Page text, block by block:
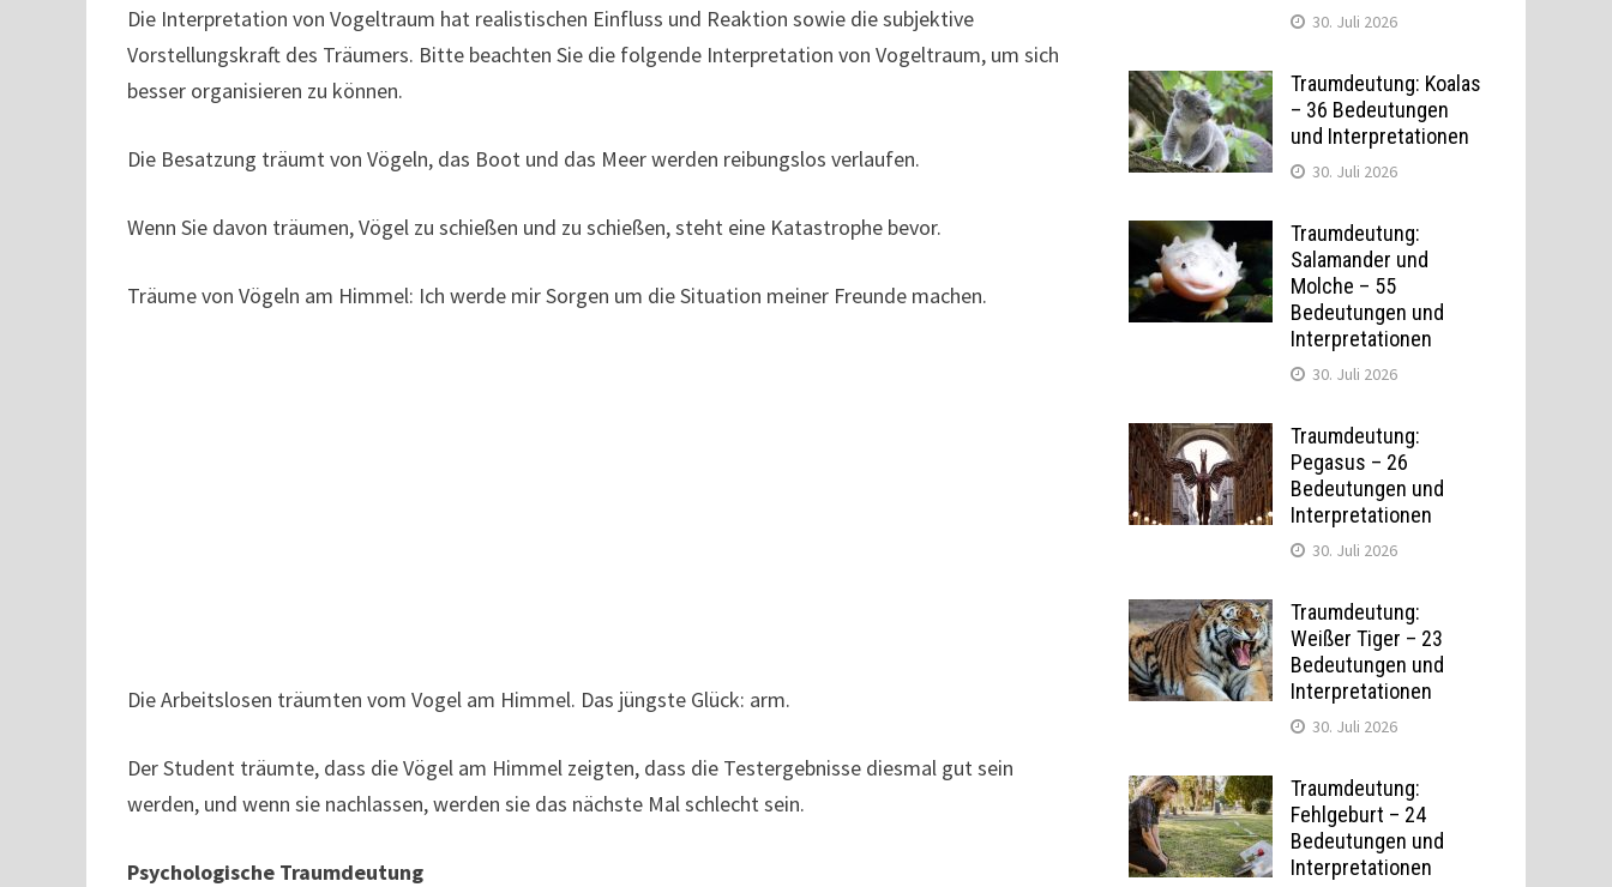
Die Interpretation von Vogeltraum hat realistischen Einfluss und Reaktion sowie die subjektive
Vorstellungskraft des Träumers. Bitte beachten Sie die folgende Interpretation von Vogeltraum, um sich
besser organisieren zu können.
Die Besatzung träumt von Vögeln, das Boot und das Meer werden reibungslos verlaufen.
Wenn Sie davon träumen, Vögel zu schießen und zu schießen, steht eine Katastrophe bevor.
Träume von Vögeln am Himmel: Ich werde mir Sorgen um die Situation meiner Freunde machen.
Die Arbeitslosen träumten vom Vogel am Himmel. Das jüngste Glück: arm.
Der Student träumte, dass die Vögel am Himmel zeigten, dass die Testergebnisse diesmal gut sein
werden, und wenn sie nachlassen, werden sie das nächste Mal schlecht sein.
Psychologische Traumdeutung
30. Juli 2026
Traumdeutung: Koalas
– 36 Bedeutungen
und Interpretationen
30. Juli 2026
Traumdeutung:
Salamander und
Molche – 55
Bedeutungen und
Interpretationen
30. Juli 2026
Traumdeutung:
Pegasus – 26
Bedeutungen und
Interpretationen
30. Juli 2026
Traumdeutung:
Weißer Tiger – 23
Bedeutungen und
Interpretationen
30. Juli 2026
Traumdeutung:
Fehlgeburt – 24
Bedeutungen und
Interpretationen